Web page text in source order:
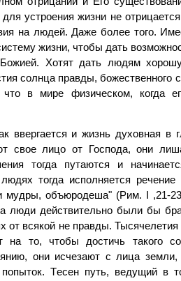
устроения жизни не
на людей. Даже более того.
жизни, чтобы дать
Хотят дать людям
солнца правды, божественного
в мире физическом, когда
ввергается и жизнь духовная в
свое лицо от Господа, они
тогда путаются и
тогда исполняется речение
мудры, объюродеша" (Рим. I ,21-
люди действительно были бы
от всякой не­ правды. Тысячелетия
на то, чтобы достичь такого
они исчезают с лица
Tесен путь, ведущий в